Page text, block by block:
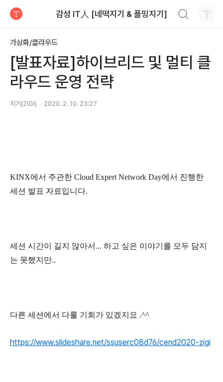
감성 IT人 [네떡지기 & 플밍지기]
가상화/클라우드
[발표자료]하이브리드 및 멀티 클
라우드 운영 전략
지기(ZIGI) 2020. 2. 10. 23:27
KINX에서 주관한 Cloud Expert Network Day에서 진행한
세션 발표 자료입니다.
세션 시간이 길지 않아서... 하고 싶은 이야기를 모두 담지
는 못했지만..
다른 세션에서 다룰 기회가 있겠지요 .^^
https://www.slideshare.net/ssuserc08d76/cend2020-zigi